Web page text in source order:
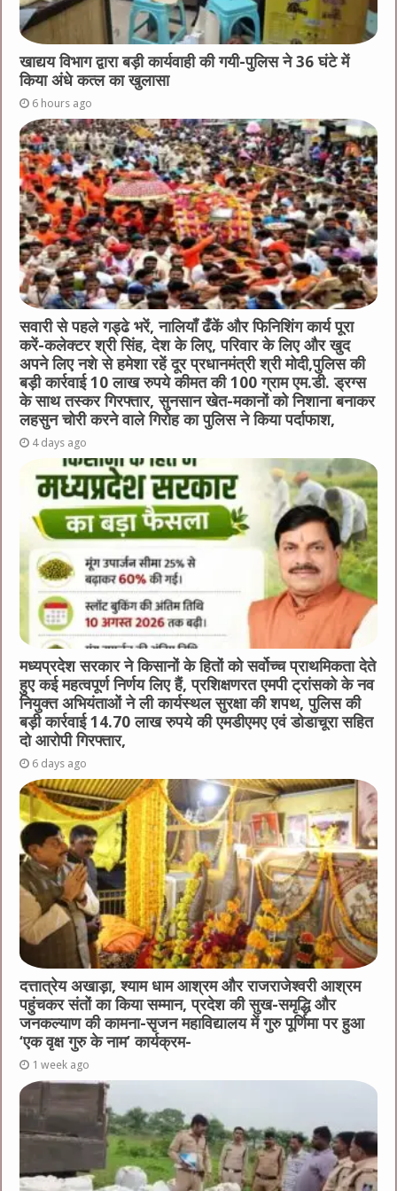
खाद्यय विभाग द्वारा बड़ी कार्यवाही की गयी-पुलिस ने 36 घंटे में
किया अंधे कत्ल का खुलासा
6 hours ago
सवारी से पहले गड्ढे भरें, नालियाँ ढँकें और फिनिशिंग कार्य पूरा
करें-कलेक्टर श्री सिंह, देश के लिए, परिवार के लिए और खुद
अपने लिए नशे से हमेशा रहें दूर प्रधानमंत्री श्री मोदी,पुलिस की
बड़ी कार्रवाई 10 लाख रुपये कीमत की 100 ग्राम एम.डी. ड्रग्स
के साथ तस्कर गिरफ्तार, सुनसान खेत-मकानों को निशाना बनाकर
लहसुन चोरी करने वाले गिरोह का पुलिस ने किया पर्दाफाश,
4 days ago
मध्यप्रदेश सरकार ने किसानों के हितों को सर्वोच्च प्राथमिकता देते
हुए कई महत्वपूर्ण निर्णय लिए हैं, प्रशिक्षणरत एमपी ट्रांसको के नव
नियुक्त अभियंताओं ने ली कार्यस्थल सुरक्षा की शपथ, पुलिस की
बड़ी कार्रवाई 14.70 लाख रुपये की एमडीएमए एवं डोडाचूरा सहित
दो आरोपी गिरफ्तार,
6 days ago
दत्तात्रेय अखाड़ा, श्याम धाम आश्रम और राजराजेश्वरी आश्रम
पहुंचकर संतों का किया सम्मान, प्रदेश की सुख-समृद्धि और
जनकल्याण की कामना-सृजन महाविद्यालय में गुरु पूर्णिमा पर हुआ
‘एक वृक्ष गुरु के नाम’ कार्यक्रम-
1 week ago